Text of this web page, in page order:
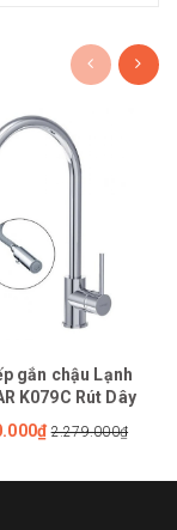
gắn chậu Lạnh
K079C Rút Dây
2.279.000₫